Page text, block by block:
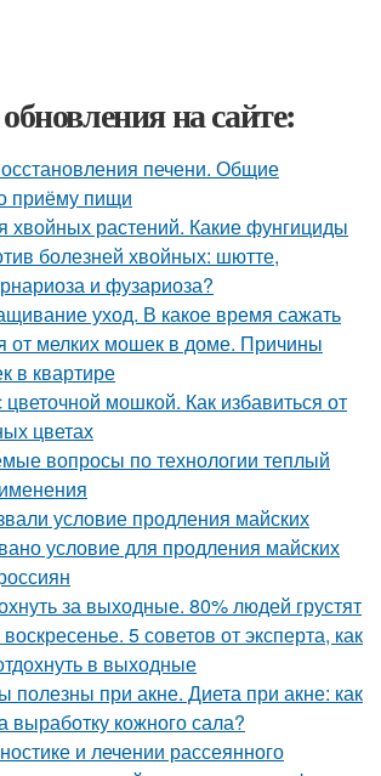
на сайте:
печени. Общие
приёму пищи
хвойных растений. Какие фунгициды
болезней хвойных: шютте,
и фузариоза?
уход. В какое время сажать
от мелких мошек в доме. Причины
в квартире
цветочной мошкой. Как избавиться от
цветах
вопросы по технологии теплый
условие продления майских
условие для продления майских
за выходные. 80% людей грустят
5 советов от эксперта, как
в выходные
полезны при акне. Диета при акне: как
выработку кожного сала?
и лечении рассеянного